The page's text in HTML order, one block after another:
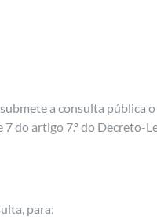
a consulta pública
do artigo 7.º do Decreto-
para: